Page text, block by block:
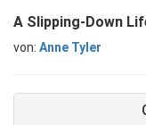
A Slipping-Down
von: Anne Tyler